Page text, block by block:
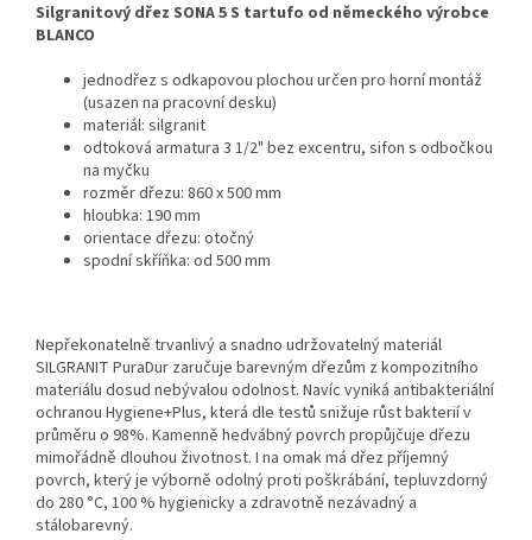
Silgranitový dřez SONA 5 S tartufo od německého výrobce
BLANCO
jednodřez s odkapovou plochou určen pro horní montáž
(usazen na pracovní desku)
materiál: silgranit
odtoková armatura 3 1/2" bez excentru, sifon s odbočkou
na myčku
rozměr dřezu: 860 x 500 mm
hloubka: 190 mm
orientace dřezu: otočný
spodní skříňka: od 500 mm
Nepřekonatelně trvanlivý a snadno udržovatelný materiál
SILGRANIT PuraDur zaručuje barevným dřezům z kompozitního
materiálu dosud nebývalou odolnost. Navíc vyniká antibakteriální
ochranou Hygiene+Plus, která dle testů snižuje růst bakterií v
průměru o 98%. Kamenně hedvábný povrch propůjčuje dřezu
mimořádně dlouhou životnost. I na omak má dřez příjemný
povrch, který je výborně odolný proti poškrábání, tepluvzdorný
do 280 °C, 100 % hygienicky a zdravotně nezávadný a
stálobarevný.